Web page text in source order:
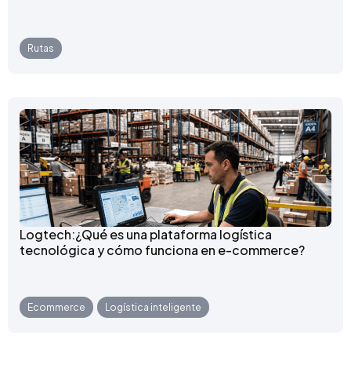
Rutas
Logtech:¿Qué es una plataforma logística
tecnológica y cómo funciona en e-commerce?
Ecommerce Logística inteligente